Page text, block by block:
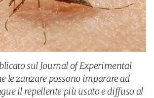
sul Journal of Experimental
le zanzare possono imparare ad
il repellente più usato e diffuso al